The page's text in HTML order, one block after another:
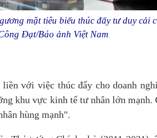
mặt tiêu biểu thúc đẩy tư duy cải
Đạt/Báo ảnh Việt Nam
với việc thúc đẩy cho doanh
khu vực kinh tế tư nhân lớn
hùng mạnh".